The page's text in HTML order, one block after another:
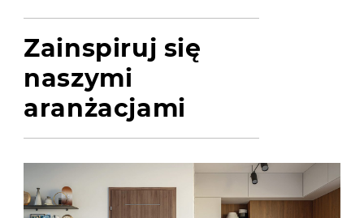
Zainspiruj się
naszymi
aranżacjami